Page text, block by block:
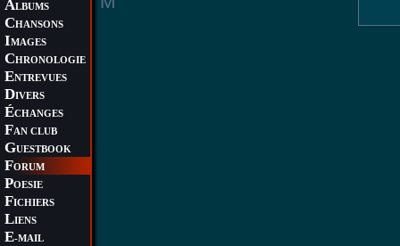
ALBUMS
CHANSONS
IMAGES
CHRONOLOGIE
ENTREVUES
DIVERS
ÉCHANGES
FAN CLUB
GUESTBOOK
FORUM
POESIE
FICHIERS
LIENS
E-MAIL